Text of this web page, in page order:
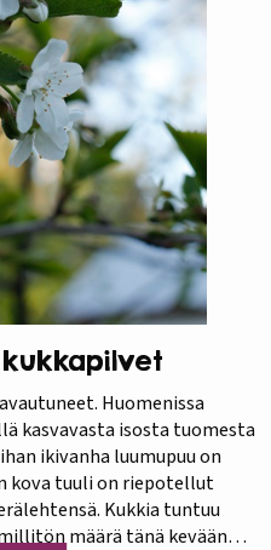
Huomenissa
kasvavasta isosta tuomesta
ikivanha luumupuu on
kova tuuli on riepotellut
Kukkia tuntuu
määrä tänä keväänä,